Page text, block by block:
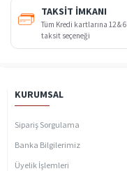
TAKSIT İMKANI
Tüm Kredi kartlarına 12 & 6
taksit seçeneği
KURUMSAL
Sipariş Sorgulama
Banka Bilgilerimiz
Üyelik İşlemleri